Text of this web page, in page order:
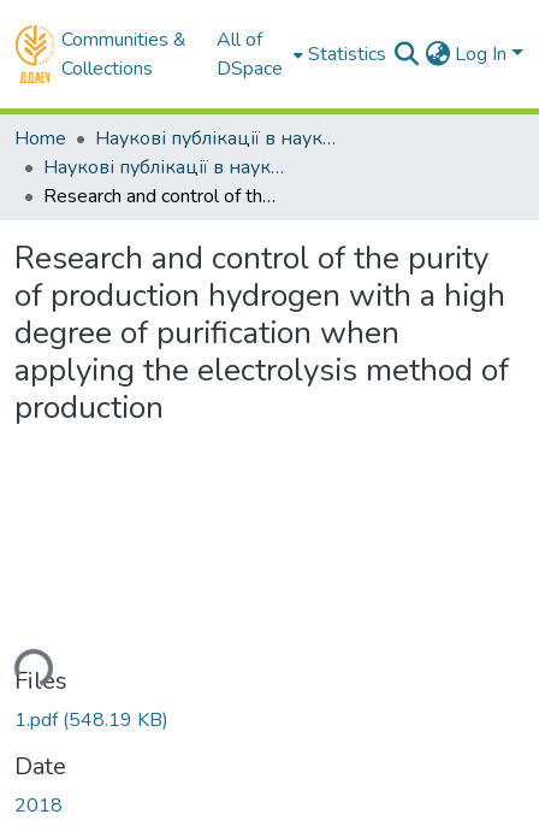
Communities &
Collections
All of
DSpace
Statistics Log In
Home
Наукові публікації в наукометричних базах Scopus та Web of Science
Наукові публікації в наукометричній базі Scopus
Research and control of the purity of production hydrogen with a high degree of purification when applying the electrolysis method of production
Research and control of the purity
of production hydrogen with a high
degree of purification when
applying the electrolysis method of
production
Files
1.pdf(548.19 KB)
Date
2018